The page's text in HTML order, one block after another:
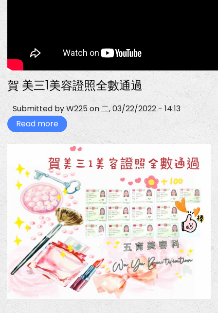
賀 美三1美容證照全數通過
Submitted byW225on二, 03/22/2022 - 14:13
Read more about
賀
三
1
美
容
證
照
全
數
通
過